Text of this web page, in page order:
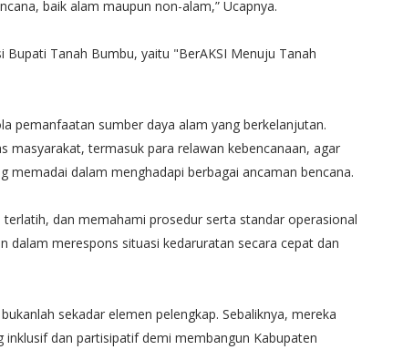
baik alam maupun non-alam,” Ucapnya.
Tanah Bumbu, yaitu "BerAKSI Menuju Tanah
pemanfaatan sumber daya alam yang berkelanjutan.
masyarakat, termasuk para relawan kebencanaan, agar
memadai dalam menghadapi berbagai ancaman bencana.
dan memahami prosedur serta standar operasional
dalam merespons situasi kedaruratan secara cepat dan
sekadar elemen pelengkap. Sebaliknya, mereka
dan partisipatif demi membangun Kabupaten